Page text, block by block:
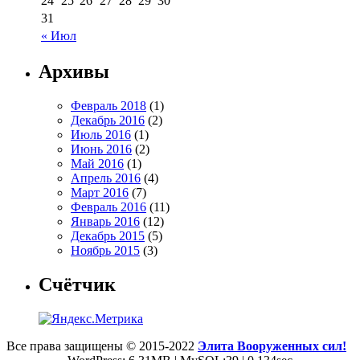
« Июл
31
Архивы
Февраль 2018 (1)
Декабрь 2016 (2)
Июль 2016 (1)
Июнь 2016 (2)
Май 2016 (1)
Апрель 2016 (4)
Март 2016 (7)
Февраль 2016 (11)
Январь 2016 (12)
Декабрь 2015 (5)
Ноябрь 2015 (3)
Счётчик
Все права защищены © 2015-2022 Элита Вооруженных сил!